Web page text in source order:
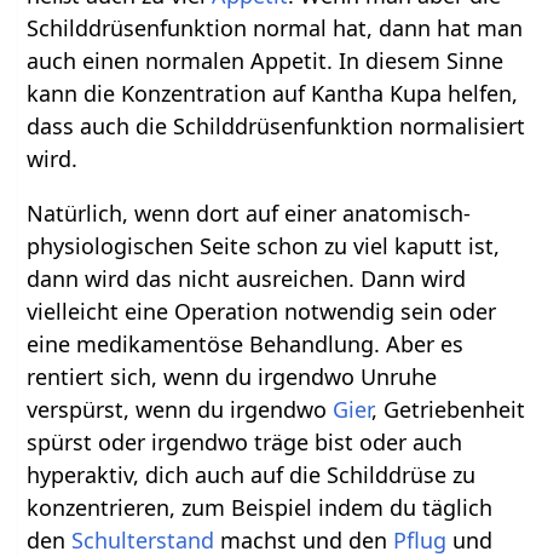
Schilddrüsenfunktion normal hat, dann hat man
auch einen normalen Appetit. In diesem Sinne
kann die Konzentration auf Kantha Kupa helfen,
dass auch die Schilddrüsenfunktion normalisiert
wird.
Natürlich, wenn dort auf einer anatomisch-
physiologischen Seite schon zu viel kaputt ist,
dann wird das nicht ausreichen. Dann wird
vielleicht eine Operation notwendig sein oder
eine medikamentöse Behandlung. Aber es
rentiert sich, wenn du irgendwo Unruhe
verspürst, wenn du irgendwo Gier, Getriebenheit
spürst oder irgendwo träge bist oder auch
hyperaktiv, dich auch auf die Schilddrüse zu
konzentrieren, zum Beispiel indem du täglich
den Schulterstand machst und den Pflug und